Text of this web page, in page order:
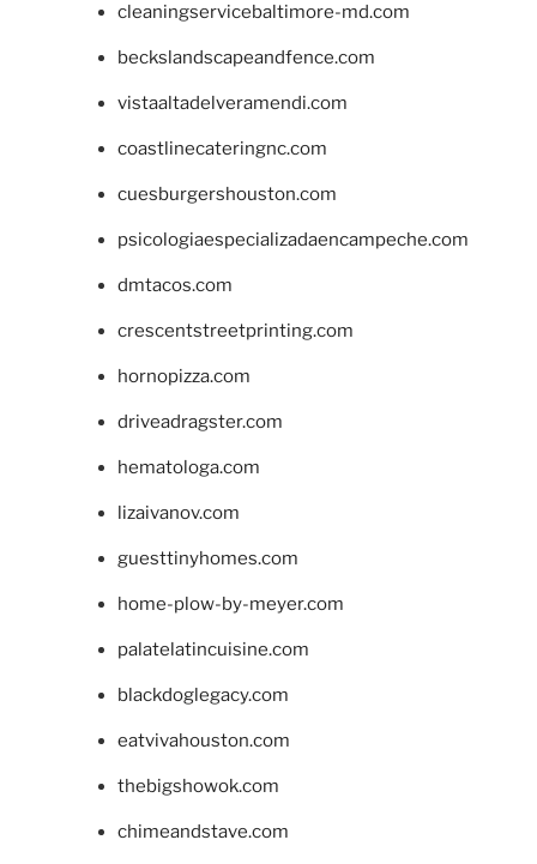
cleaningservicebaltimore-md.com
beckslandscapeandfence.com
vistaaltadelveramendi.com
coastlinecateringnc.com
cuesburgershouston.com
psicologiaespecializadaencampeche.com
dmtacos.com
crescentstreetprinting.com
hornopizza.com
driveadragster.com
hematologa.com
lizaivanov.com
guesttinyhomes.com
home-plow-by-meyer.com
palatelatincuisine.com
blackdoglegacy.com
eatvivahouston.com
thebigshowok.com
chimeandstave.com